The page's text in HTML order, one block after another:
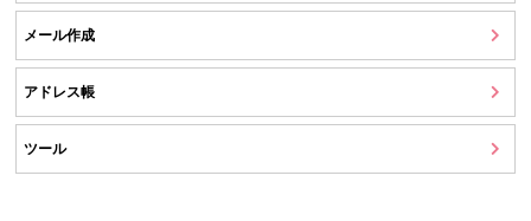
メール作成
アドレス帳
ツール